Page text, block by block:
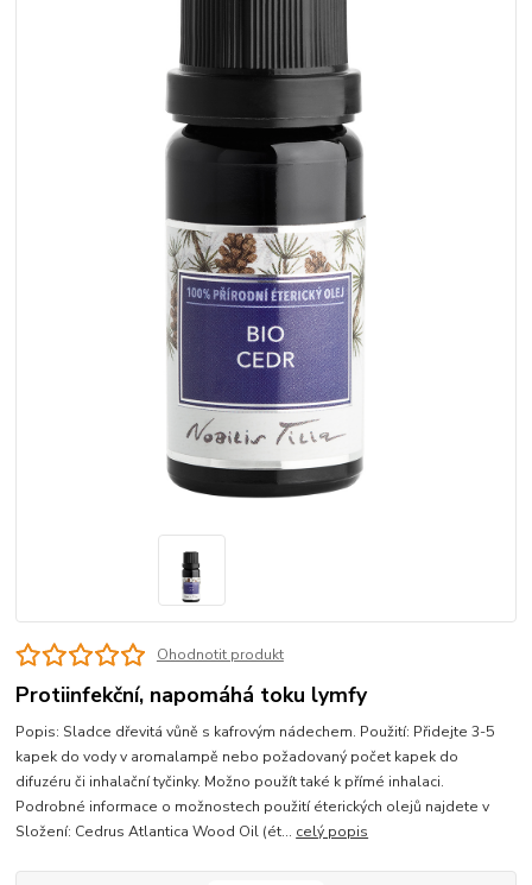
Ohodnotit produkt
Protiinfekční, napomáhá toku lymfy
Popis: Sladce dřevitá vůně s kafrovým nádechem. Použití: Přidejte 3-5
kapek do vody v aromalampě nebo požadovaný počet kapek do
difuzéru či inhalační tyčinky. Možno použít také k přímé inhalaci.
Podrobné informace o možnostech použití éterických olejů najdete v
Složení: Cedrus Atlantica Wood Oil (ét... celý popis